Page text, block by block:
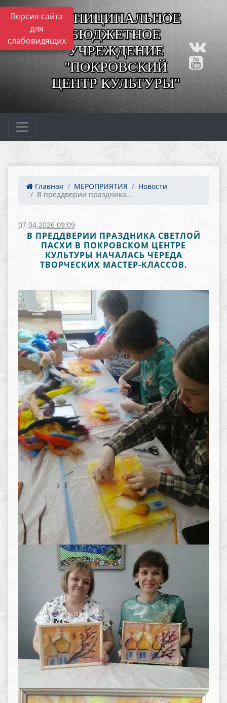
Версия сайта
для
слабовидящих
МУНИЦИПАЛЬНОЕ
БЮДЖЕТНОЕ
УЧРЕЖДЕНИЕ
"ПОКРОВСКИЙ
ЦЕНТР КУЛЬТУРЫ"
Главная МЕРОПРИЯТИЯ
Новости
В преддверии праздника...
07.04.2026 09:09
В ПРЕДДВЕРИИ ПРАЗДНИКА СВЕТЛОЙ
ПАСХИ В ПОКРОВСКОМ ЦЕНТРЕ
КУЛЬТУРЫ НАЧАЛАСЬ ЧЕРЕДА
ТВОРЧЕСКИХ МАСТЕР-КЛАССОВ.